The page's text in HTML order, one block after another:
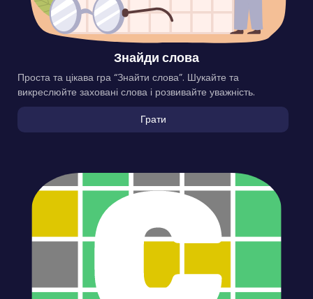
Знайди слова
Проста та цікава гра “Знайти слова”. Шукайте та
викреслюйте заховані слова і розвивайте уважність.
Грати